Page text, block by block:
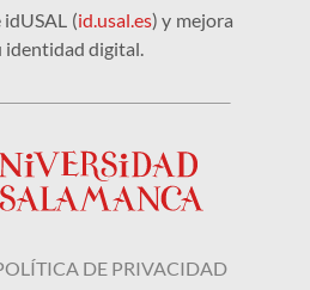
(id.usal.es) y mejora
identidad digital.
DE PRIVACIDAD